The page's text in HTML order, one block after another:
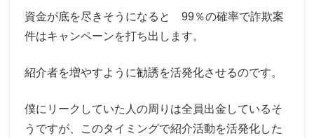
資金が底を尽きそうになると 99％の確率で詐欺案
件はキャンペーンを打ち出します。
紹介者を増やすように勧誘を活発化させるのです。
僕にリークしていた人の周りは全員出金しているそ
うですが、このタイミングで紹介活動を活発化した